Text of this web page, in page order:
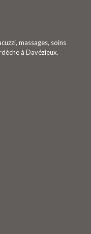
massages, soins
à Davézieux.